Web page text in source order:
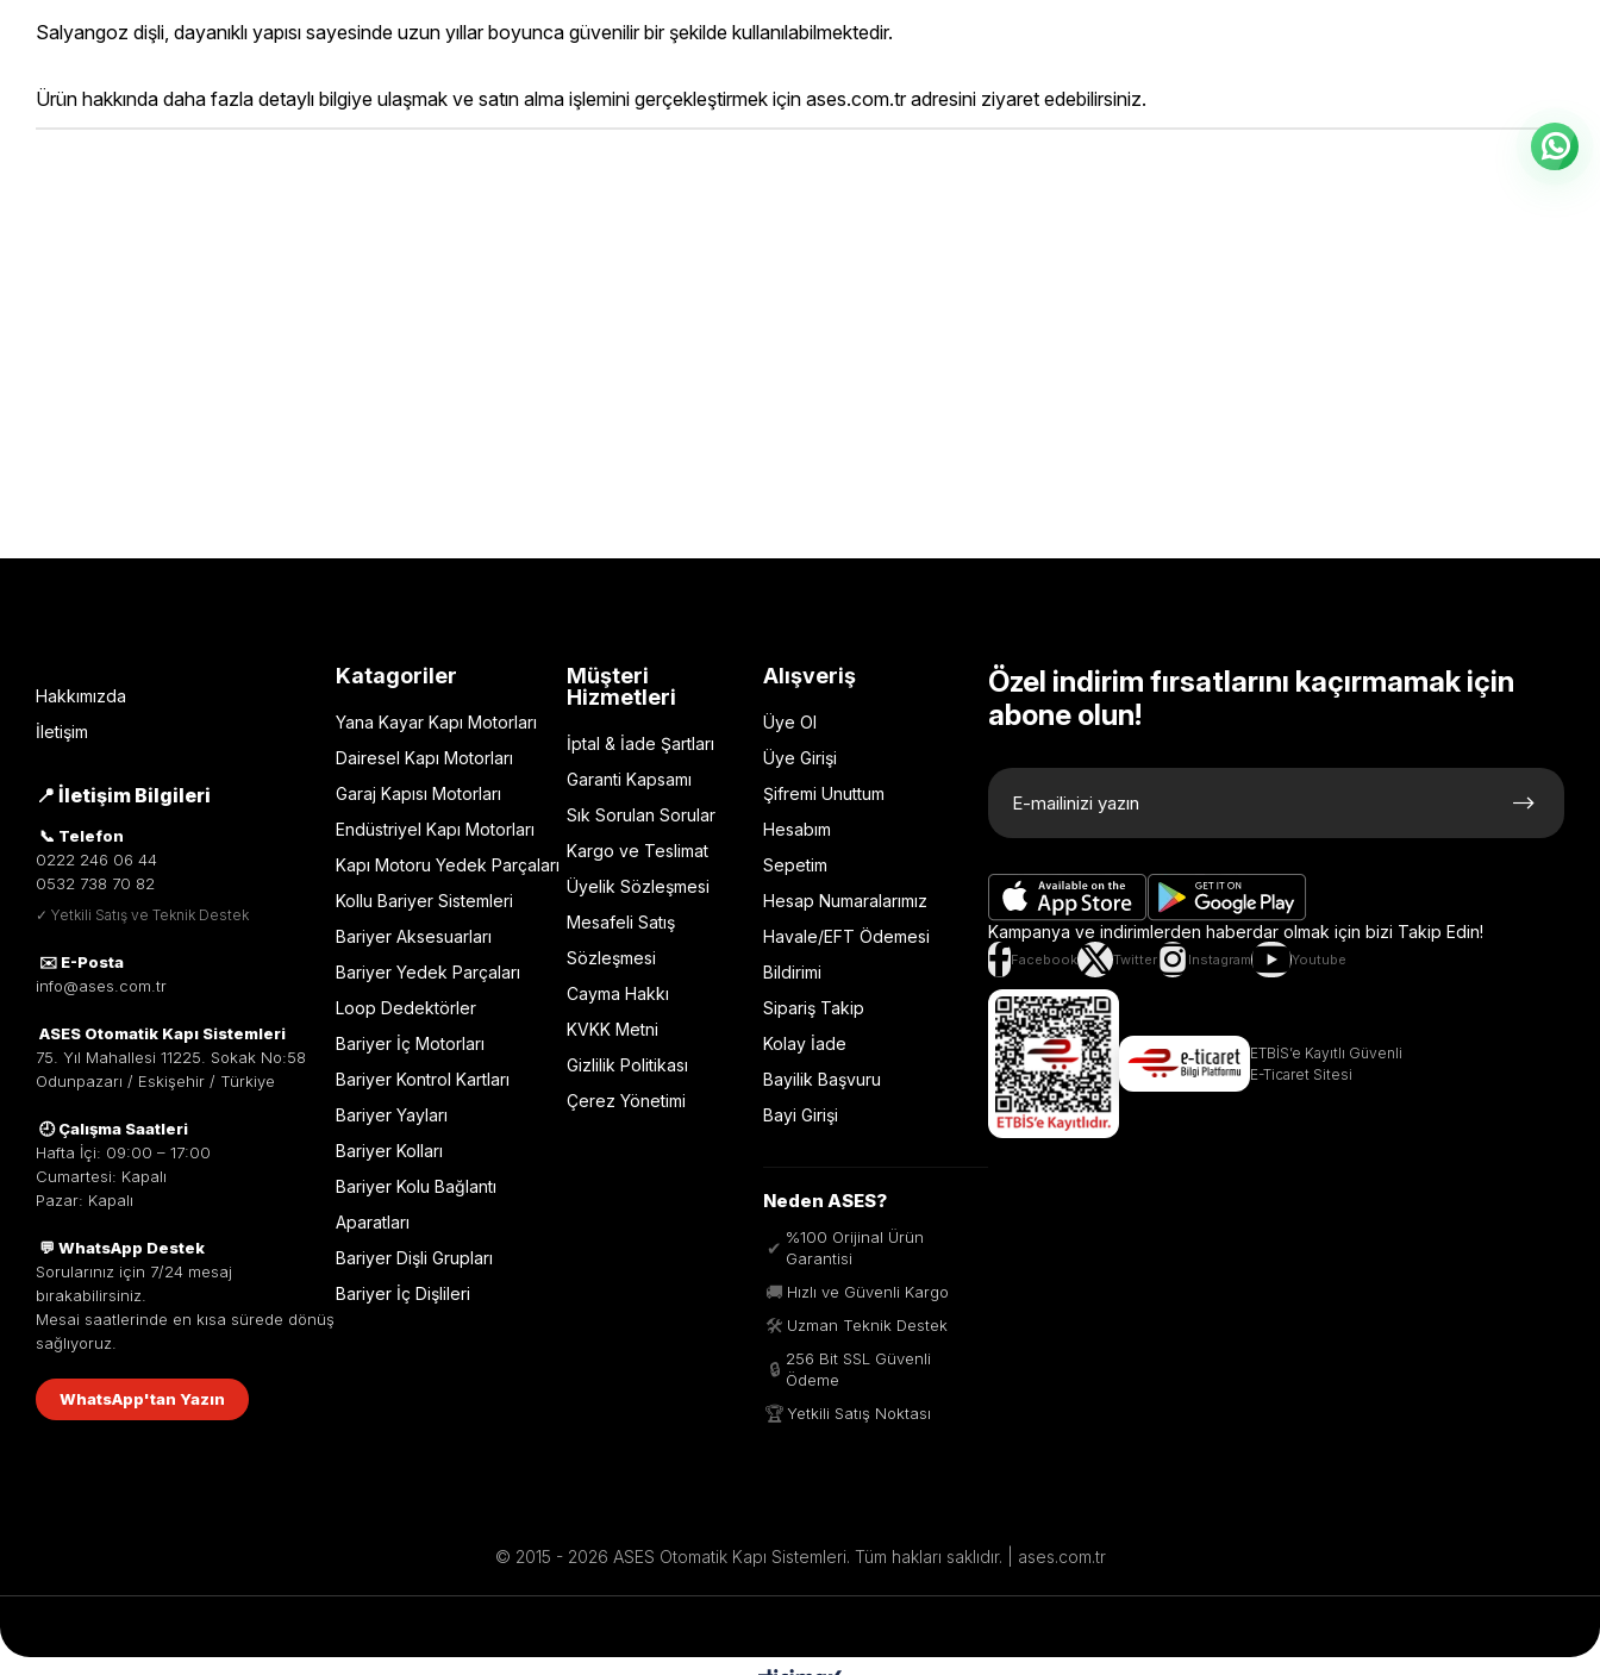
Salyangoz dişli, dayanıklı yapısı sayesinde uzun yıllar boyunca güvenilir bir şekilde kullanılabilmektedir.
Ürün hakkında daha fazla detaylı bilgiye ulaşmak ve satın alma işlemini gerçekleştirmek için ases.com.tr adresini ziyaret edebilirsiniz.
Hakkımızda
İletişim
📍 İletişim Bilgileri
📞 Telefon
0222 246 06 44
0532 738 70 82
✓ Yetkili Satış ve Teknik Destek
✉️ E-Posta
info@ases.com.tr
ASES Otomatik Kapı Sistemleri
75. Yıl Mahallesi 11225. Sokak No:58
Odunpazarı / Eskişehir / Türkiye
🕘 Çalışma Saatleri
Hafta İçi: 09:00 – 17:00
Cumartesi: Kapalı
Pazar: Kapalı
💬 WhatsApp Destek
Sorularınız için 7/24 mesaj
bırakabilirsiniz.
Mesai saatlerinde en kısa sürede dönüş
sağlıyoruz.
WhatsApp'tan Yazın
Katagoriler
Yana Kayar Kapı Motorları
Dairesel Kapı Motorları
Garaj Kapısı Motorları
Endüstriyel Kapı Motorları
Kapı Motoru Yedek Parçaları
Kollu Bariyer Sistemleri
Bariyer Aksesuarları
Bariyer Yedek Parçaları
Loop Dedektörler
Bariyer İç Motorları
Bariyer Kontrol Kartları
Bariyer Yayları
Bariyer Kolları
Bariyer Kolu Bağlantı
Aparatları
Bariyer Dişli Grupları
Bariyer İç Dişlileri
Müşteri
Hizmetleri
İptal & İade Şartları
Garanti Kapsamı
Sık Sorulan Sorular
Kargo ve Teslimat
Üyelik Sözleşmesi
Mesafeli Satış
Sözleşmesi
Cayma Hakkı
KVKK Metni
Gizlilik Politikası
Çerez Yönetimi
Alışveriş
Üye Ol
Üye Girişi
Şifremi Unuttum
Hesabım
Sepetim
Hesap Numaralarımız
Havale/EFT Ödemesi
Bildirimi
Sipariş Takip
Kolay İade
Bayilik Başvuru
Bayi Girişi
Neden ASES?
✔ %100 Orijinal Ürün
Garantisi
🚚 Hızlı ve Güvenli Kargo
🛠️ Uzman Teknik Destek
🔒 256 Bit SSL Güvenli
Ödeme
🏆Yetkili Satış Noktası
Özel indirim fırsatlarını kaçırmamak için
abone olun!
Kampanya ve indirimlerden haberdar olmak için bizi Takip Edin!
Facebook Twitter Instagram Youtube
ETBİS’e Kayıtlı Güvenli
E-Ticaret Sitesi
© 2015 - 2026 ASES Otomatik Kapı Sistemleri. Tüm hakları saklıdır. | ases.com.tr